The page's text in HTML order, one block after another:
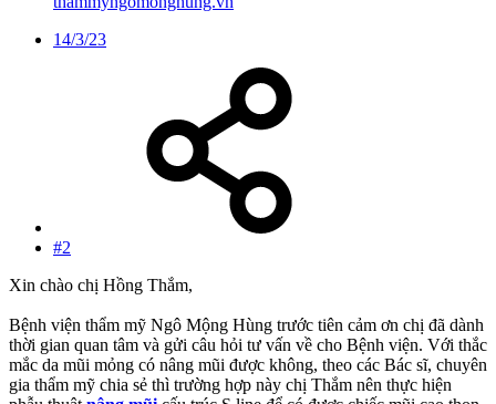
14/3/23
#2
Xin chào chị Hồng Thắm,
Bệnh viện thẩm mỹ Ngô Mộng Hùng trước tiên cảm ơn chị đã dành
thời gian quan tâm và gửi câu hỏi tư vấn về cho Bệnh viện. Với thắc
mắc da mũi mỏng có nâng mũi được không, theo các Bác sĩ, chuyên
gia thẩm mỹ chia sẻ thì trường hợp này chị Thắm nên thực hiện